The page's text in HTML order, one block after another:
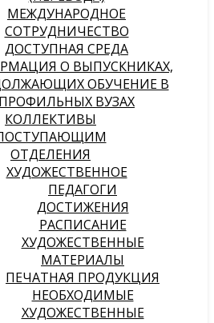
МЕЖДУНАРОДНОЕ
СОТРУДНИЧЕСТВО
ДОСТУПНАЯ СРЕДА
О ВЫПУСКНИКАХ,
ОБУЧЕНИЕ В
ПРОФИЛЬНЫХ ВУЗАХ
КОЛЛЕКТИВЫ
ОТДЕЛЕНИЯ
ХУДОЖЕСТВЕННОЕ
ПЕДАГОГИ
ДОСТИЖЕНИЯ
РАСПИСАНИЕ
ХУДОЖЕСТВЕННЫЕ
МАТЕРИАЛЫ
ПЕЧАТНАЯ ПРОДУКЦИЯ
НЕОБХОДИМЫЕ
ХУДОЖЕСТВЕННЫЕ